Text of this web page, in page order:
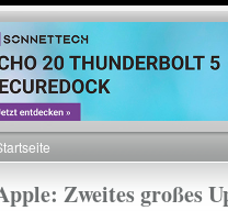
Zweites großes